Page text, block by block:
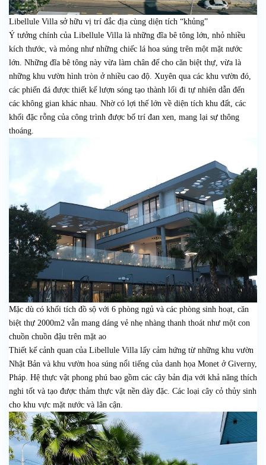
Libellule Villa sở hữu vị trí đắc địa cùng diện tích “khủng”
Ý tưởng chính của Libellule Villa là những đĩa bê tông lớn, nhỏ nhiều
kích thước, và mỏng như những chiếc lá hoa súng trên một mặt nước
lớn. Những đĩa bê tông này vừa làm chân đế cho căn biệt thự, vừa là
những khu vườn hình tròn ở nhiều cao độ. Xuyên qua các khu vườn đó,
các phiến đá được thiết kế lượn sóng tạo thành lối đi tự nhiên dẫn đến
các không gian khác nhau. Nhờ có lợi thế lớn về diện tích khu đất, các
khối đặc rỗng của công trình được bố trí đan xen, mang lại sự thông
thoáng.
Mặc dù có khối tích đồ sộ với 6 phòng ngủ và các phòng sinh hoạt, căn
biệt thự 2000m2 vẫn mang dáng vẻ nhẹ nhàng thanh thoát như một con
chuồn chuồn đậu trên mặt ao
Thiết kế cảnh quan của Libellule Villa lấy cảm hứng từ những khu vườn
Nhật Bản và khu vườn hoa súng nổi tiếng của danh họa Monet ở Giverny,
Pháp. Hệ thực vật phong phú bao gồm các cây bản địa với khả năng thích
nghi tốt và tạo được thảm thực vật nền dày đặc. Các loại cây cỏ thủy sinh
cho khu vực mặt nước và lân cận.